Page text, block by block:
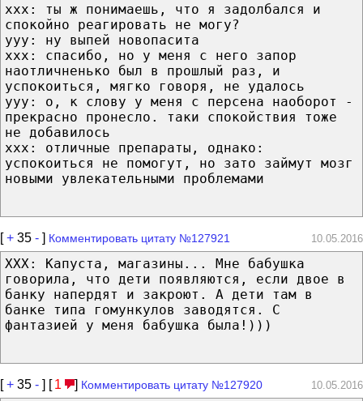
xxx: ты ж понимаешь, что я задолбался и
спокойно реагировать не могу?
yyy: ну выпей новопасита
xxx: спасибо, но у меня с него запор
наотличненько был в прошлый раз, и
успокоиться, мягко говоря, не удалось
yyy: о, к слову у меня с персена наоборот -
прекрасно пронесло. таки спокойствия тоже
не добавилось
xxx: отличные препараты, однако:
успокоиться не помогут, но зато займут мозг
новыми увлекательными проблемами
[+ 35 - ] Комментировать цитату №127921 10.05.2016
XXX: Капуста, магазины... Мне бабушка
говорила, что дети появляются, если двое в
банку напердят и закроют. А дети там в
банке типа гомункулов заводятся. С
фантазией у меня бабушка была!)))
[+ 35 - ] [ 1 ] Комментировать цитату №127920 10.05.2016